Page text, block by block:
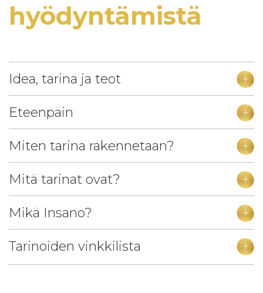
hyödyntämistä
Idea, tarina ja teot
Eteenpäin
Miten tarina rakennetaan?
Mitä tarinat ovat?
Mikä Insano?
Tarinoiden vinkkilista